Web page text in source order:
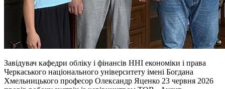
Завідувач кафедри обліку і фінансів ННІ економіки і права
Черкаського національного університету імені Богдана
Хмельницького професор Олександр Яценко 23 червня 2026